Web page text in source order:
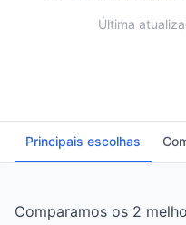
Última
Principais escolhas
Comparamos os 2